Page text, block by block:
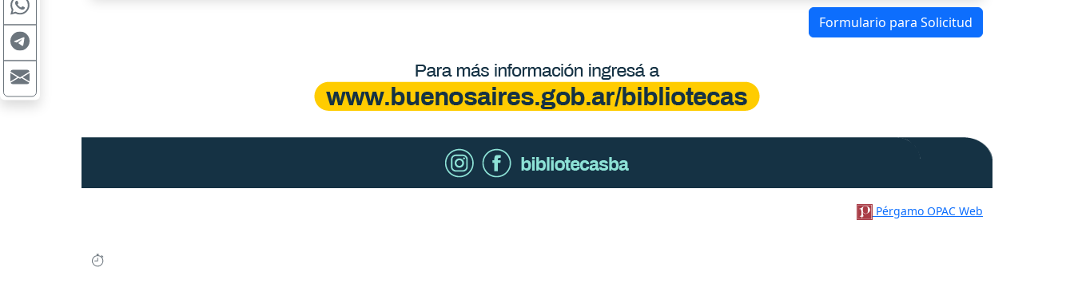
Formulario para Solicitud
Pérgamo OPAC Web